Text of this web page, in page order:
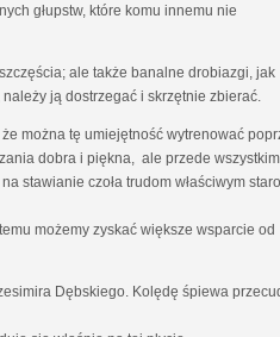
głupstw, które komu innemu nie
ale także banalne drobiazgi, jak
ją dostrzegać i skrzętnie zbierać.
można tę umiejętność wytrenować
dobra i piękna, ale przede
stawianie czoła trudom właściwym
możemy zyskać większe wsparcie od
Dębskiego. Kolędę śpiewa